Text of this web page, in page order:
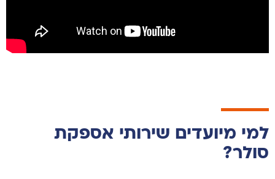
למי מיועדים שירותי אספקת
סולר?